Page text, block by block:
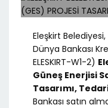
Eleşkirt Belediyesi,
Dünya Bankası
ELESKIRT-W1-2)
Güneş Enerjisi
Tasarımı,
Bankası satın